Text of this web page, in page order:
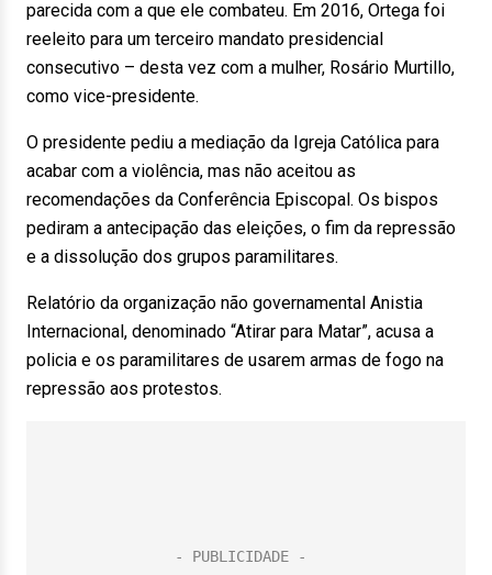
parecida com a que ele combateu. Em 2016, Ortega foi
reeleito para um terceiro mandato presidencial
consecutivo – desta vez com a mulher, Rosário Murtillo,
como vice-presidente.
O presidente pediu a mediação da Igreja Católica para
acabar com a violência, mas não aceitou as
recomendações da Conferência Episcopal. Os bispos
pediram a antecipação das eleições, o fim da repressão
e a dissolução dos grupos paramilitares.
Relatório da organização não governamental Anistia
Internacional, denominado “Atirar para Matar”, acusa a
policia e os paramilitares de usarem armas de fogo na
repressão aos protestos.